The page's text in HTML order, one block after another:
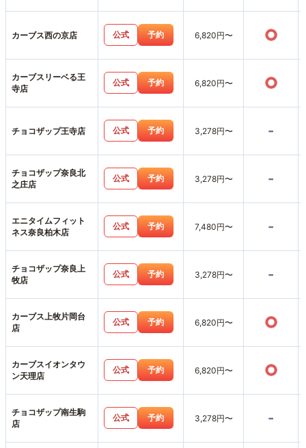
カーブス西の京店 公式 予約 6,820円〜 ○
カーブスリーベる王
寺店
公式 予約 6,820円〜 ○
チョコザップ王寺店 公式 予約 3,278円〜 -
チョコザップ奈良北
之庄店
公式 予約 3,278円〜 -
エニタイムフィット
ネス奈良柏木店
公式 予約 7,480円〜 -
チョコザップ奈良上
牧店
公式 予約 3,278円〜 -
カーブス上牧片岡台
店
公式 予約 6,820円〜 ○
カーブスイオンタウ
ン天理店
公式 予約 6,820円〜 ○
チョコザップ南生駒
店
公式 予約 3,278円〜 -